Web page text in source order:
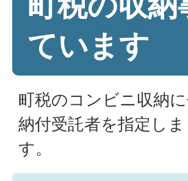
ています
町税のコンビニ収納
納付受託者を指定し
す。